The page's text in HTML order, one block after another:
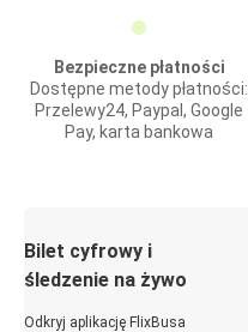
Bezpieczne płatności
Dostępne metody płatności:
Przelewy24, Paypal, Google
Pay, karta bankowa
Bilet cyfrowy i
śledzenie na żywo
Odkryj aplikację FlixBusa